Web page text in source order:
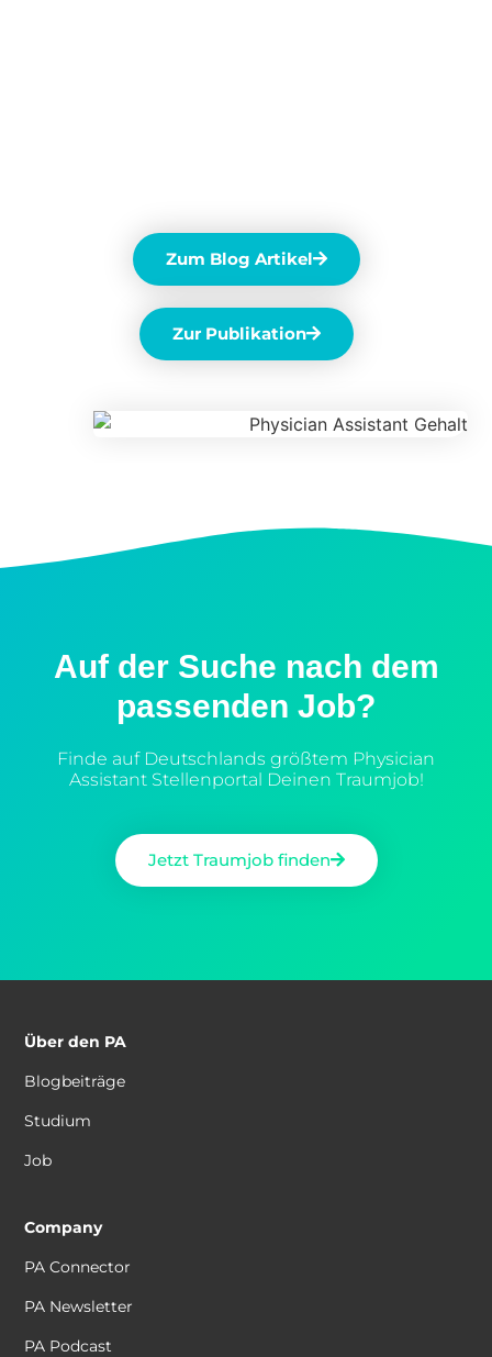
Zum Blog Artikel
Zur Publikation
Auf der Suche nach dem
passenden Job?
Finde auf Deutschlands größtem Physician
Assistant Stellenportal Deinen Traumjob!
Jetzt Traumjob finden
Über den PA
Blogbeiträge
Studium
Job
Company
PA Connector
PA Newsletter
PA Podcast